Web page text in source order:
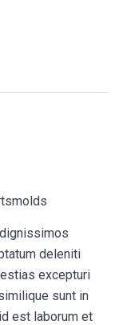
deleniti
excepturi
sunt in
est laborum et